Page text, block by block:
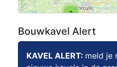
3
Bouwkavel Alert
KAVEL ALERT: meld je